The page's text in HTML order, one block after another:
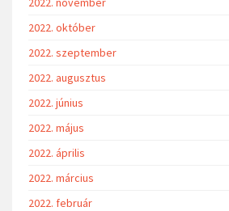
2022. október
2022. szeptember
2022. augusztus
2022. június
2022. május
2022. április
2022. március
2022. február